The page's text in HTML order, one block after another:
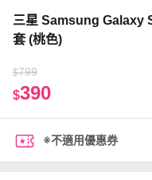
三星 Samsung Galaxy
套 (桃色)
$799
$390
※不適用優惠券